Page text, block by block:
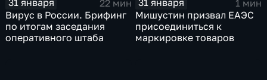
31 января
22 мин
Вирус в России. Брифинг
по итогам заседания
оперативного штаба
31 января
1 мин
Мишустин призвал ЕАЭС
присоединиться к
маркировке товаров